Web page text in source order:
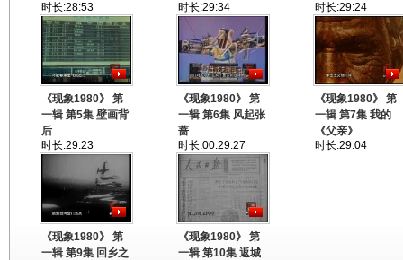
时长:28:53
时长:29:34
时长:29:24
《现象1980》 第
一辑 第5集 壁画背
后
时长:29:23
《现象1980》 第
一辑 第6集 风起张
蔷
时长:00:29:27
《现象1980》 第
一辑 第7集 我的
《父亲》
时长:29:04
《现象1980》 第
一辑 第9集 回乡之
《现象1980》 第
一辑 第10集 返城